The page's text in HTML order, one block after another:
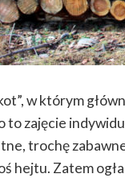
w którym
to zajęcie
trochę
hejtu. Zatem